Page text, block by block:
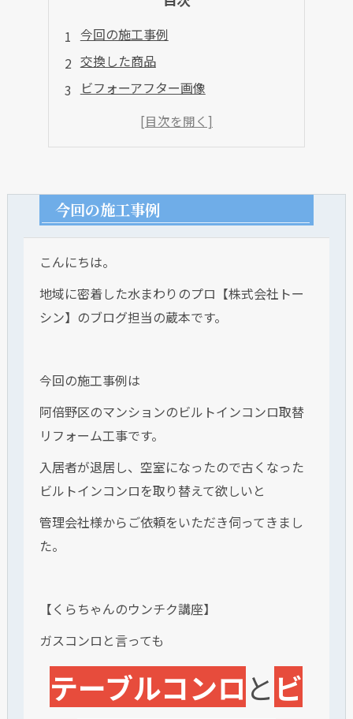
今回の施工事例
交換した商品
ビフォーアフター画像
今回の施工事例
こんにちは。
地域に密着した水まわりのプロ【株式会社トー
シン】のブログ担当の蔵本です。
今回の施工事例は
阿倍野区のマンションのビルトインコンロ取替
リフォーム工事です。
入居者が退居し、空室になったので古くなった
ビルトインコンロを取り替えて欲しいと
管理会社様からご依頼をいただき伺ってきまし
た。
【くらちゃんのウンチク講座】
ガスコンロと言っても
テーブルコンロ と ビ